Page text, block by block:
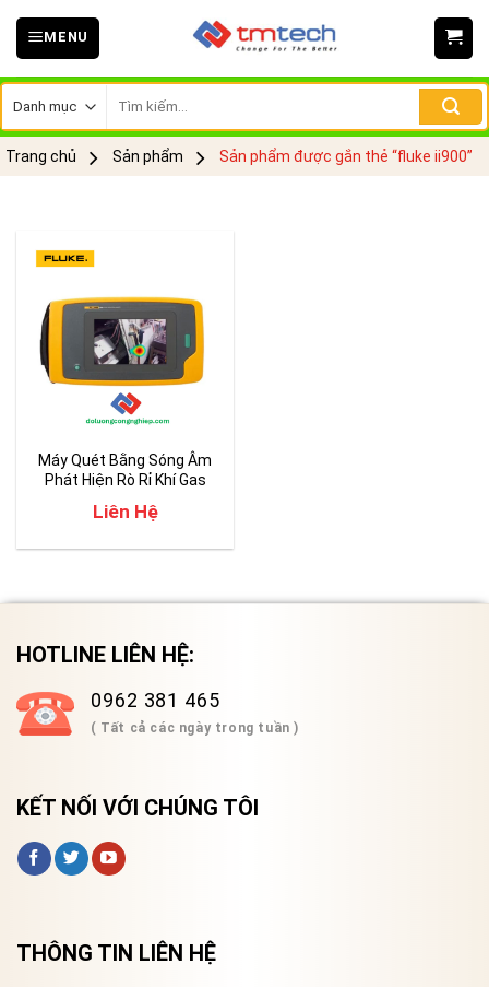
Skip
MENU
kiếm:
Trang chủ Sản phẩm Sản phẩm được gắn thẻ “fluke ii900”
Máy Quét Bằng Sóng Âm
Phát Hiện Rò Rỉ Khí Gas
Liên Hệ
HOTLINE LIÊN HỆ:
0962 381 465
( Tất cả các ngày trong tuần )
KẾT NỐI VỚI CHÚNG TÔI
THÔNG TIN LIÊN HỆ